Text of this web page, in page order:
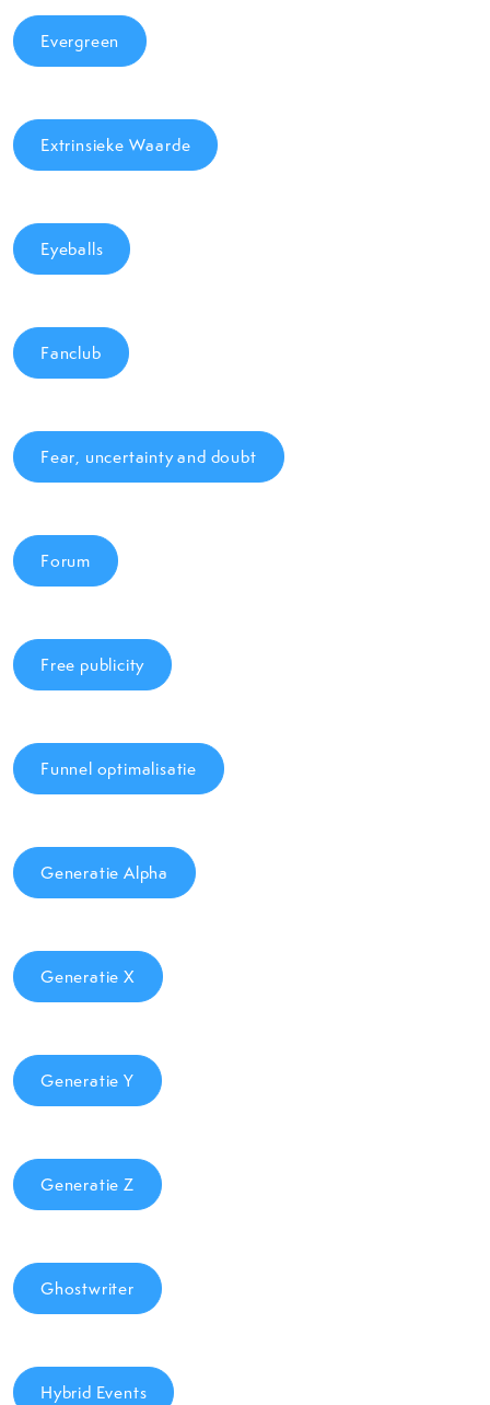
Evergreen
Extrinsieke Waarde
Eyeballs
Fanclub
Fear, uncertainty and doubt
Forum
Free publicity
Funnel optimalisatie
Generatie Alpha
Generatie X
Generatie Y
Generatie Z
Ghostwriter
Hybrid Events